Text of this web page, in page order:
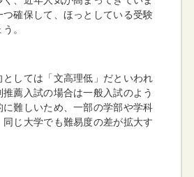
確保して、ほっとしている受験
。
しては「文高理低」だといわれ
薦入試の場合は一般入試のよう
難しいため、一部の学部や学科
じ大学でも難易度の差が拡大す